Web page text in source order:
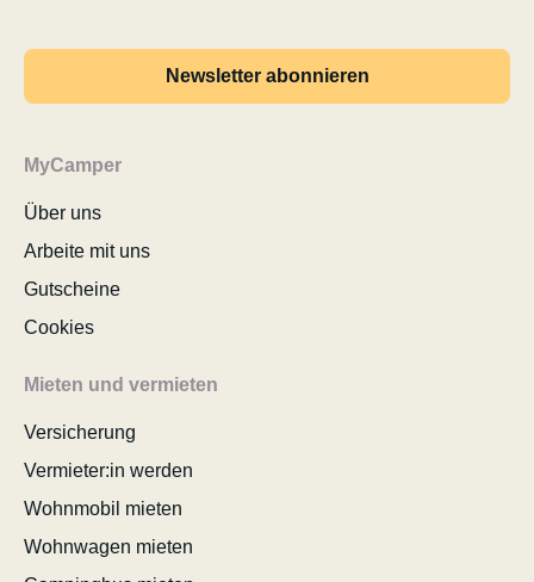
Newsletter abonnieren
MyCamper
Über uns
Arbeite mit uns
Gutscheine
Cookies
Mieten und vermieten
Versicherung
Vermieter:in werden
Wohnmobil mieten
Wohnwagen mieten